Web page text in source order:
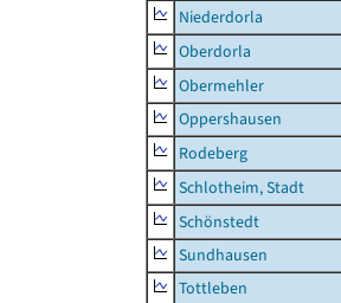
Niederdorla
Oberdorla
Obermehler
Oppershausen
Rodeberg
Schlotheim, Stadt
Schönstedt
Sundhausen
Tottleben